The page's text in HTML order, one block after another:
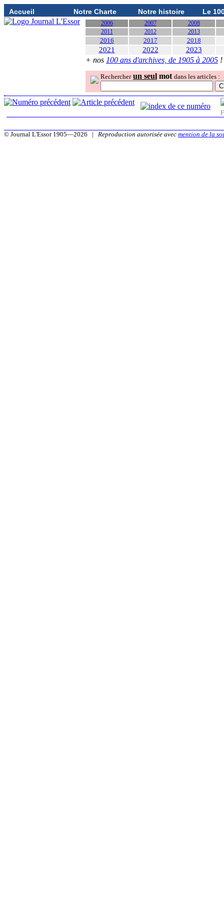
Accueil Notre Charte Notre histoire Le
2006 2007
2008
2011
2012 2013
2016 2017 2018
2021 2022 2023
+ nos 100 ans d'archives, de 1905 à 2005 !
Rechercher un seul mot dans les articles :
© Journal L'Essor 1905—2026 | Reproduction autorisée avec mention de la